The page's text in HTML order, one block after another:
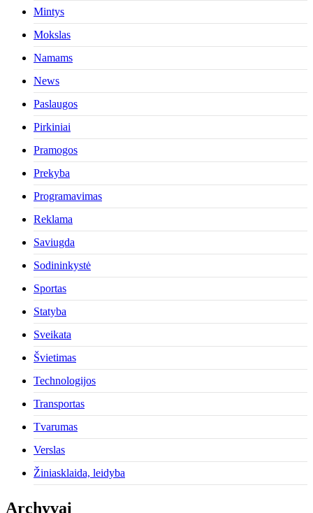
Mintys
Mokslas
Namams
News
Paslaugos
Pirkiniai
Pramogos
Prekyba
Programavimas
Reklama
Saviugda
Sodininkystė
Sportas
Statyba
Sveikata
Švietimas
Technologijos
Transportas
Tvarumas
Verslas
Žiniasklaida, leidyba
Archyvai